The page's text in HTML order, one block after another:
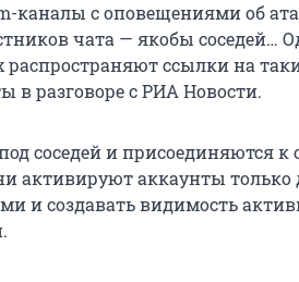
каналы с оповещениями об
чата — якобы соседей…
ссылки на
в разговоре с РИА Новости.
соседей и присоединяются
активируют аккаунты только
и создавать видимость